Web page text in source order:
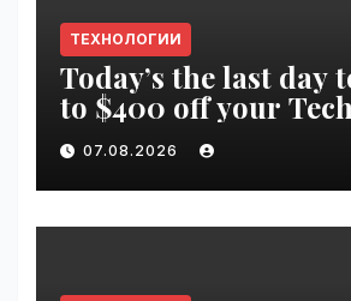
ТЕХНОЛОГИИ
Today’s the last day
to $400 off your
Disrupt 2026 ticket |
VseTime.ru
07.08.2026